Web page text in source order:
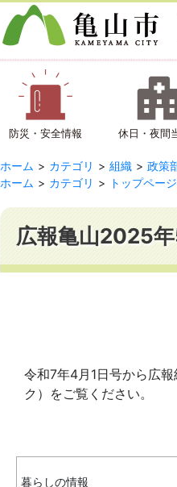
防災・安全情報 休日・夜間
ホーム カテゴリ 組織 政策
ホーム
カテゴリ トップペー
広報亀山2025
令和7年4月1日号から広
ク）をご覧ください。
暮らしの情報